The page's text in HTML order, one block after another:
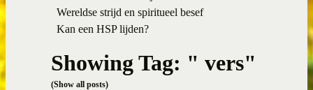
Wereldse strijd en spiritueel besef
Kan een HSP lijden?
Showing Tag: " vers"
(Show all posts)